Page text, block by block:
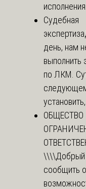
Судебная
экспертиза
день, нам
выполнить
по ЛКМ.
установить,
ОБЩЕСТВО
\\\\Добрый
сообщить о